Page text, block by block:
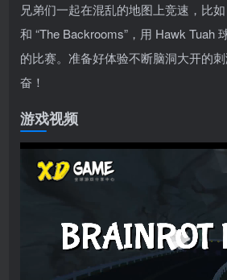
兄弟们一起在混乱的地图上竞速，比如
和 “The Backrooms”，用 Hawk Tuah
的比赛。准备好体验不断脑洞大开的
奋！
游戏视频